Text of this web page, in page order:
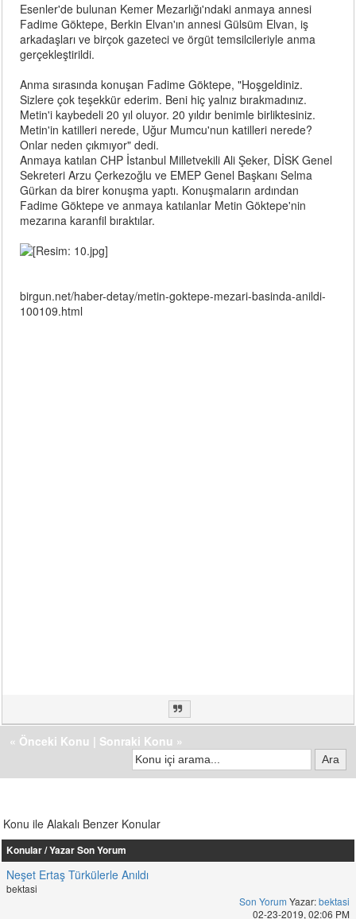
Esenler'de bulunan Kemer Mezarlığı'ndaki anmaya annesi
Fadime Göktepe, Berkin Elvan'ın annesi Gülsüm Elvan, iş
arkadaşları ve birçok gazeteci ve örgüt temsilcileriyle anma
gerçekleştirildi.
Anma sırasında konuşan Fadime Göktepe, "Hoşgeldiniz.
Sizlere çok teşekkür ederim. Beni hiç yalnız bırakmadınız.
Metin'i kaybedeli 20 yıl oluyor. 20 yıldır benimle birliktesiniz.
Metin'in katilleri nerede, Uğur Mumcu'nun katilleri nerede?
Onlar neden çıkmıyor" dedi.
Anmaya katılan CHP İstanbul Milletvekili Ali Şeker, DİSK Genel
Sekreteri Arzu Çerkezoğlu ve EMEP Genel Başkanı Selma
Gürkan da birer konuşma yaptı. Konuşmaların ardından
Fadime Göktepe ve anmaya katılanlar Metin Göktepe'nin
mezarına karanfil bıraktılar.
birgun.net/haber-detay/metin-goktepe-mezari-basinda-anildi-
100109.html
« Önceki Konu | Sonraki Konu »
Konu ile Alakalı Benzer Konular
Konular / YazarSon Yorum
Neşet Ertaş Türkülerle Anıldı
bektasi
Son Yorum Yazar:bektasi
02-23-2019, 02:06 PM